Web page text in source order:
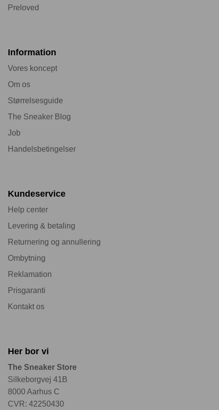
Preloved
Information
Vores koncept
Om os
Størrelsesguide
The Sneaker Blog
Job
Handelsbetingelser
Kundeservice
Help center
Levering & betaling
Returnering og annullering
Ombytning
Reklamation
Prisgaranti
Kontakt os
Her bor vi
The Sneaker Store
Silkeborgvej 41B
8000 Aarhus C
CVR: 42250430